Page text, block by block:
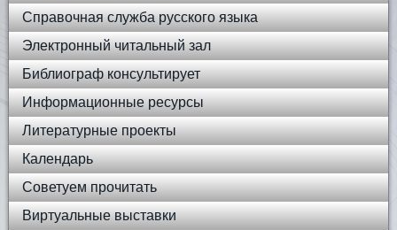
Справочная служба русского языка
Электронный читальный зал
Библиограф консультирует
Информационные ресурсы
Литературные проекты
Календарь
Советуем прочитать
Виртуальные выставки